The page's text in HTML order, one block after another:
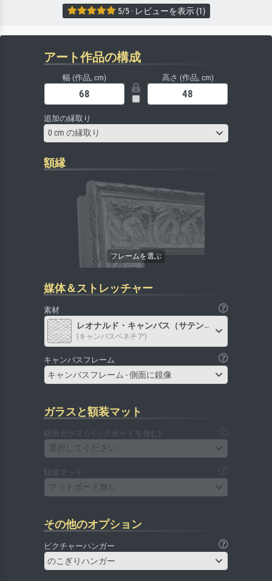
5/5 · レビューを表示 (1)
アート作品の構成
幅 (作品, cm) 高さ (作品, cm)
追加の縁取り
0 cm の縁取り
額縁
媒体＆ストレッチャー
素材
レオナルド・キャンバス（サテン）
(キャンバスベネチア)
キャンバスフレーム
キャンバスフレーム - 側面に鏡像
ガラスと額装マット
額用ガラス (バックボードを含む)
選択してください
額装マット
マットボード無し
その他のオプション
ピクチャーハンガー
のこぎりハンガー